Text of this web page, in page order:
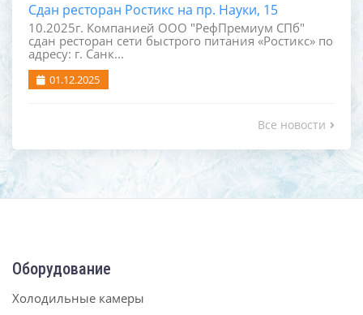
Сдан ресторан Ростикс на пр. Науки, 15
10.2025г. Компанией ООО "РефПремиум СПб"
сдан ресторан сети быстрого питания «Ростикс» по
адресу: г. Санк...
01.12.2025
Все новости
Оборудование
Холодильные камеры